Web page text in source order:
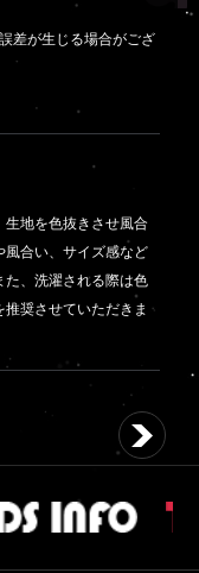
差が生じる場合がござ
生地を色抜きさせ風合
風合い、サイズ感など
た、洗濯される際は色
奨させていただきま